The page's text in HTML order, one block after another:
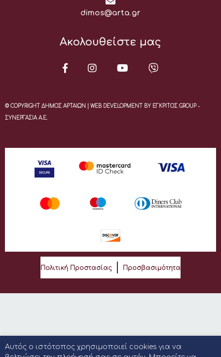
Email:
dimos@arta.gr
Ακολουθείστε μας
© COPYRIGHT ΔΗΜΟΣ ΑΡΤΑΙΩΝ | WEB DEVELOPMENT BY ΕΓΚΡΙΤΟΣ GROUP -
ΣΥΝΕΡΓΑΣΙΑ Α.Ε.
Πολιτική Προστασίας Προσβασιμότητα
Αυτός ο ιστότοπος χρησιμοποιεί cookies για να